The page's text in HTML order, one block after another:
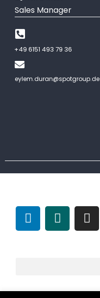
Sales Manager
+49 6151 493 79 36
eylem.duran@spotgroup.de
Unsere Unternehmen